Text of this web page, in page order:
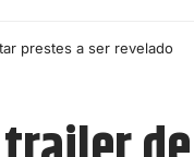
prestes a ser revelado